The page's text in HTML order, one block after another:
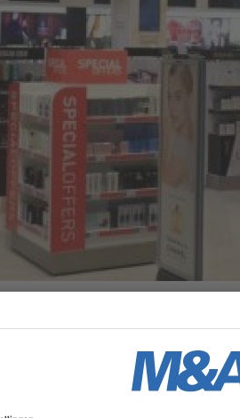
zonnebrillen en
bedrijf voortzetten en verder
en concepten. Continuïteit voor
in op de reeds ingezette
partners. De overname stelt